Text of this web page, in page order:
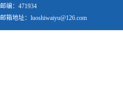
邮编：471934
邮箱地址：luoshiwaiyu@126.com